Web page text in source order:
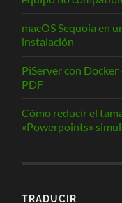
macOS Sequoia en
instalación
PiServer con
PDF
Cómo reducir el
«Powerpoints»
TRADUCIR